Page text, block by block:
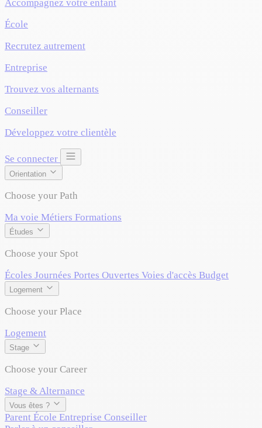
Accompagnez votre enfant
École
Recrutez autrement
Entreprise
Trouvez vos alternants
Conseiller
Développez votre clientèle
Se connecter
Orientation
Choose your Path
Ma voie Métiers Formations
Études
Choose your Spot
Écoles Journées Portes Ouvertes Voies d'accès Budget
Logement
Choose your Place
Logement
Stage
Choose your Career
Stage & Alternance
Vous êtes ?
Parent École Entreprise Conseiller